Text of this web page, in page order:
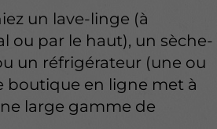
un lave-linge (à
ou par le haut), un sèche-
un réfrigérateur (une ou
boutique en ligne met à
large gamme de